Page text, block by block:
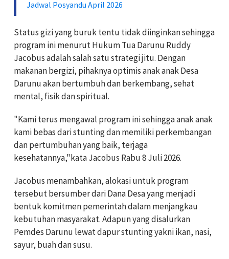
Jadwal Posyandu April 2026
Status gizi yang buruk tentu tidak diinginkan sehingga
program ini menurut Hukum Tua Darunu Ruddy
Jacobus adalah salah satu strategi jitu. Dengan
makanan bergizi, pihaknya optimis anak anak Desa
Darunu akan bertumbuh dan berkembang, sehat
mental, fisik dan spiritual.
"Kami terus mengawal program ini sehingga anak anak
kami bebas dari stunting dan memiliki perkembangan
dan pertumbuhan yang baik, terjaga
kesehatannya,"kata Jacobus Rabu 8 Juli 2026.
Jacobus menambahkan, alokasi untuk program
tersebut bersumber dari Dana Desa yang menjadi
bentuk komitmen pemerintah dalam menjangkau
kebutuhan masyarakat. Adapun yang disalurkan
Pemdes Darunu lewat dapur stunting yakni ikan, nasi,
sayur, buah dan susu.